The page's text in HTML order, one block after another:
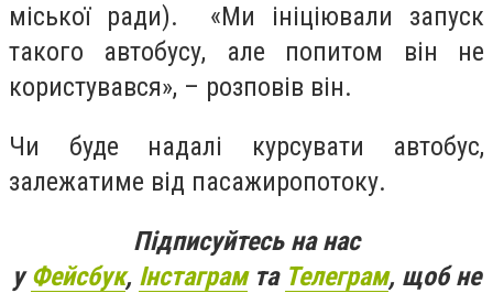
міської ради). «Ми ініціювали запуск
такого автобусу, але попитом він не
користувався», – розповів він.
Чи буде надалі курсувати автобус,
залежатиме від пасажиропотоку.
Підписуйтесь на нас
уФейсбук, Інстаграмта Телеграм, щоб не